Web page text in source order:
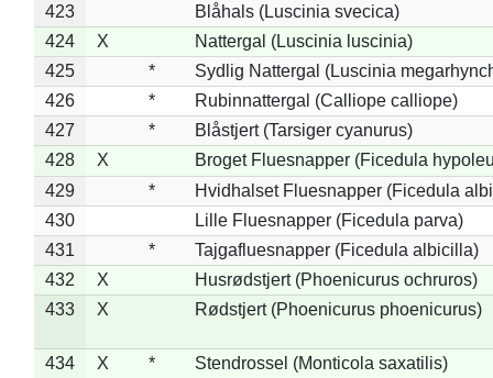
423
Blåhals (Luscinia svecica)
424
X
Nattergal (Luscinia luscinia)
425
*
Sydlig Nattergal (Luscinia
426
*
Rubinnattergal (Calliope calliope)
427
*
Blåstjert (Tarsiger cyanurus)
428
X
Broget Fluesnapper (Ficedula
429
*
Hvidhalset Fluesnapper (Ficedula
430
Lille Fluesnapper (Ficedula parva)
431
*
Tajgafluesnapper (Ficedula albicilla)
432
X
Husrødstjert (Phoenicurus ochruros)
433
X Rødstjert (Phoenicurus phoenicurus)
434 X *
Stendrossel (Monticola saxatilis)